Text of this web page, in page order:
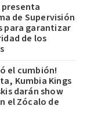
de Supervisión
para garantizar
de los
el cumbión!
Kumbia Kings
darán show
el Zócalo de